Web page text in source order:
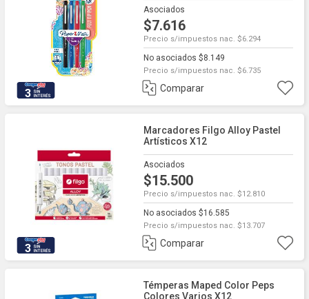
3
Asociados
$7.616
Precio s/impuestos nac. $6.294
No asociados $8.149
Precio s/impuestos nac. $6.735
Comparar
3
Marcadores Filgo Alloy Pastel
Artísticos X12
Asociados
$15.500
Precio s/impuestos nac. $12.810
No asociados $16.585
Precio s/impuestos nac. $13.707
Comparar
Témperas Maped Color Peps
Colores Varios X12